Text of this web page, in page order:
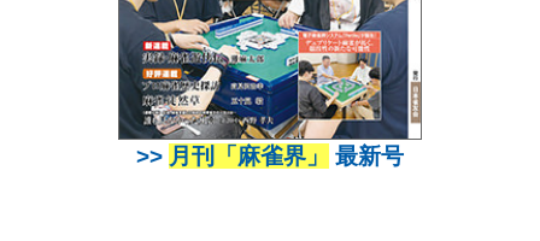
>> 月刊「麻雀界」 最新号